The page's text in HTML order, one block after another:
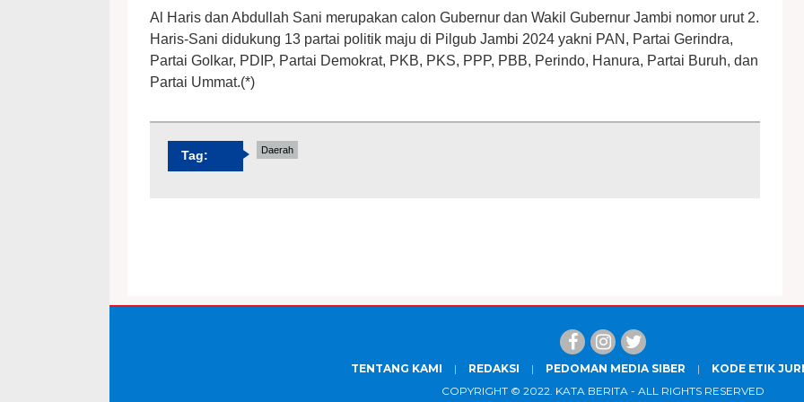
Al Haris dan Abdullah Sani merupakan calon Gubernur dan Wakil Gubernur Jambi nomor urut 2.
Haris-Sani didukung 13 partai politik maju di Pilgub Jambi 2024 yakni PAN, Partai Gerindra,
Partai Golkar, PDIP, Partai Demokrat, PKB, PKS, PPP, PBB, Perindo, Hanura, Partai Buruh, dan
Partai Ummat.(*)
Tag: Daerah
TENTANG KAMI REDAKSI PEDOMAN MEDIA SIBER
KODE ETIK
COPYRIGHT © 2022. KATA BERITA - ALL RIGHTS RESERVED